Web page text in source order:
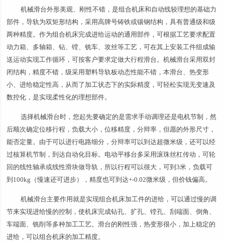
机械滑台外形美观、刚性不错，是组合机床和自动线较理想的基础力
部件，导轨为双矩形结构，采用高牌号铸铁或镶钢结构，具有普通级和级
两种精度。作为组合机床完成进给运动的通用部件，可根据工艺要求配置
动力箱、多轴箱、钻、镗、铣车、攻丝等工艺，可在其上安装工件组成输
送运动实现工作循环，可按客户要求定做大行程滑台。机械滑台采用双封
闭结构，精度不错，级采用塑料导轨板动态性能不错，本滑台、热变形
小、进给稳定性高，从而了加工状态下的实际精度，可轻松实现无变速及
数控化，是实现柔性化的理想部件。
选择机械滑台时，您起先要确定的是需求手动调理还是电机节制，然
后顺次确定位移行程，负载大小，位移精度，分辩率，但愿的外形尺寸，
能否定量。由于可以进行电路细分，分辩率可以到达超微米级，还可以经
过核算机节制，到达自动化目标。电动平移台多采用滚珠丝杠传动，可轮
回的线性轴承或线性滑块做导轨，所以行程可以很大，可到3米，负载可
到100kg（慢速还可进步），精度也可到达+-0.02微米级，但价钱偏高。
机械滑台主要作用就是实现组合机床加工件的进给，可以通过慢的调
节来实现进给慢的控制，使机床完成钻孔、扩孔、镗孔、刮端面、倒角、
车端面、铣削等多种加工工艺。滑台的刚性强，热变形很小，加上稳定的
进给，可以组合机床的加工精度。